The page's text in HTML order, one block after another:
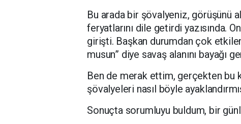
Bu arada bir şövalyeniz, görüşünü
feryatlarını dile getirdi yazısında.
girişti. Başkan durumdan çok
musun” diye savaş alanını bayağı
Ben de merak ettim, gerçekten bu
şövalyeleri nasıl böyle
Sonuçta sorumluyu buldum, bir